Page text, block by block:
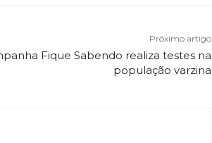
Próximo artigo
Fique Sabendo realiza testes na
população varzina